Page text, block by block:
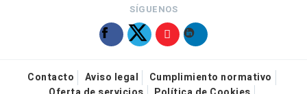
SÍGUENOS
Contacto Aviso legal
Cumplimiento normativo